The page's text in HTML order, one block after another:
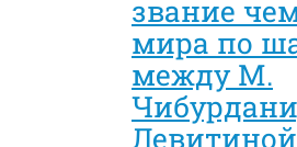
звание
мира по
между М.